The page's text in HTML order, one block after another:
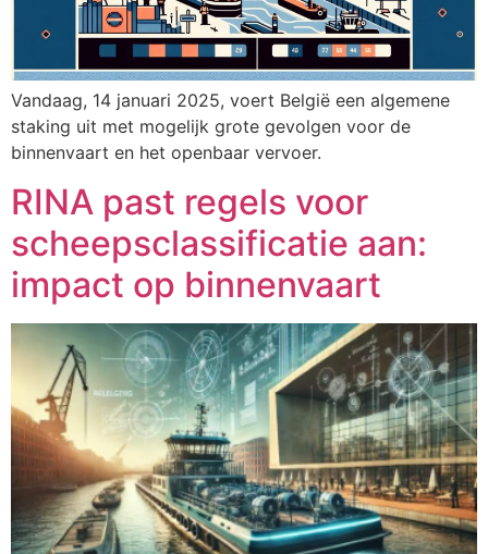
Vandaag, 14 januari 2025, voert België een algemene
staking uit met mogelijk grote gevolgen voor de
binnenvaart en het openbaar vervoer.
RINA past regels voor
scheepsclassificatie aan:
impact op binnenvaart